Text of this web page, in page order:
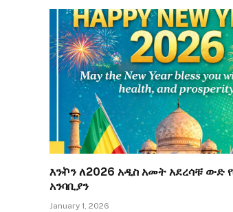
እንኯን ለ2026 አዲስ አመት አደረሳቹ ውድ
አንባቢያን
January 1, 2026